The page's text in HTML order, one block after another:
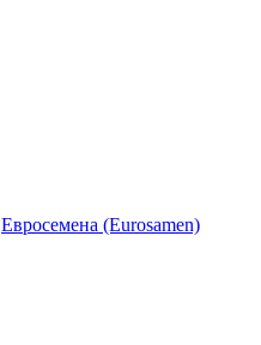
Евросемена (Eurosamen)